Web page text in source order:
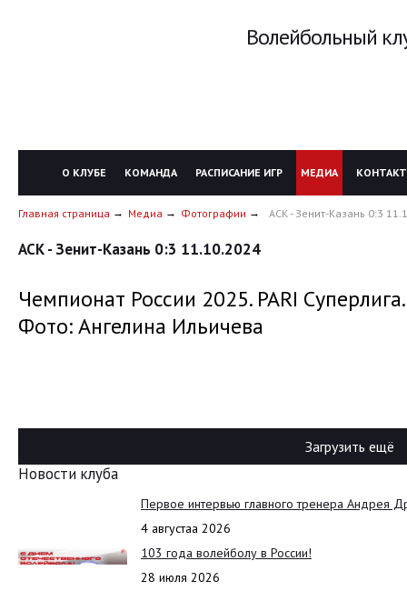
Волейбольный
О КЛУБЕ КОМАНДА РАСПИСАНИЕ ИГР МЕДИА
Главная страница Медиа Фотографии АСК - Зенит-Казань 0:3
АСК - Зенит-Казань 0:3 11.10.2024
Чемпионат России 2025. PARI
Фото: Ангелина Ильичева
Загрузить ещё
Новости клуба
Первое интервью главного тренера Андрея
4 августаа 2026
103 года волейболу в России!
28 июля 2026